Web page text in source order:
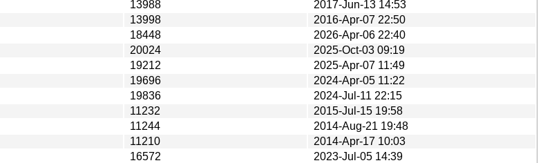
13988
2017-Jun-13 14:53
13998
2016-Apr-07 22:50
18448
2026-Apr-06 22:40
20024
2025-Oct-03 09:19
19212
2025-Apr-07 11:49
19696
2024-Apr-05 11:22
19836
2024-Jul-11 22:15
11232
2015-Jul-15 19:58
11244
2014-Aug-21 19:48
11210
2014-Apr-17 10:03
16572
2023-Jul-05 14:39